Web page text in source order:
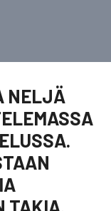
NELJÄ
TAKIA.